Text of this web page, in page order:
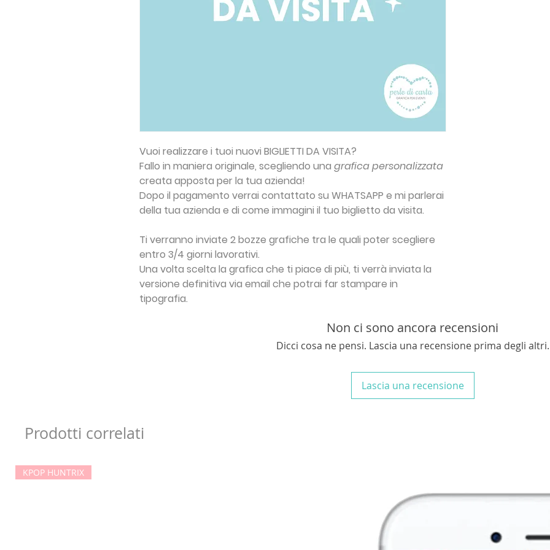
Vuoi realizzare i tuoi nuovi BIGLIETTI DA VISITA?
Fallo in maniera originale, scegliendo una grafica personalizzata
creata apposta per la tua azienda!
Dopo il pagamento verrai contattato su WHATSAPP e mi parlerai
della tua azienda e di come immagini il tuo biglietto da visita.
Ti verranno inviate 2 bozze grafiche tra le quali poter scegliere
entro 3/4 giorni lavorativi.
Una volta scelta la grafica che ti piace di più, ti verrà inviata la
versione definitiva via email che potrai far stampare in
tipografia.
Non ci sono ancora recensioni
Dicci cosa ne pensi. Lascia una recensione prima degli altri.
Lascia una recensione
Prodotti correlati
KPOP HUNTRIX